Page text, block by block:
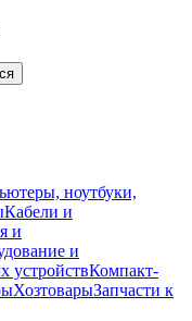
ноутбуки,
Кабели и
и
и
устройствКомпакт-
ХозтоварыЗапчасти к